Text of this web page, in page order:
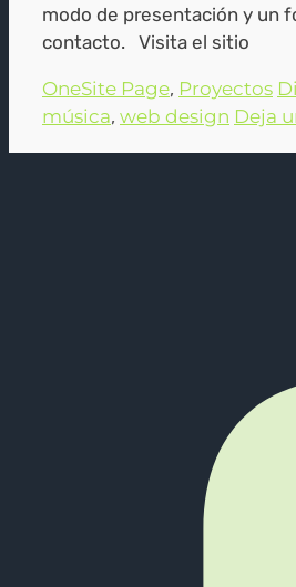
modo de presentación y un
contacto. Visita el sitio
Categorías
OneSite Page, Proyectos
música, web design Deja